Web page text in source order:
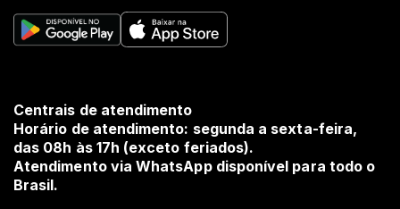
Centrais de atendimento
Horário de atendimento: segunda a sexta-feira,
das 08h às 17h (exceto feriados).
Atendimento via WhatsApp disponível para todo o
Brasil.